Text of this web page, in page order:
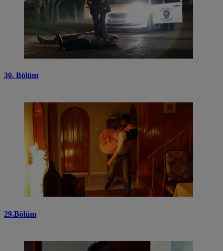
30. Bölüm
29.Bölüm